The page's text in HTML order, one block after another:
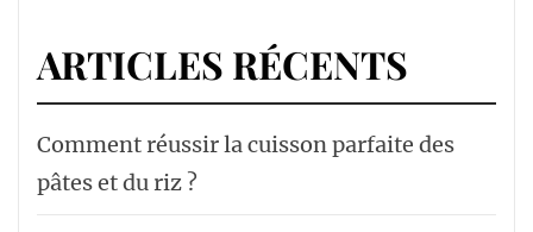
ARTICLES RÉCENTS
Comment réussir la cuisson parfaite des
pâtes et du riz ?